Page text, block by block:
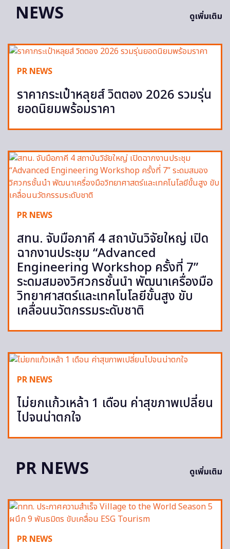
NEWS
ดูเพิ่มเติม
PR NEWS
ราคากระเป๋าหลุยส์ วิตตอง 2026 รวมรุ่น
ยอดนิยมพร้อมราคา
PR NEWS
สทน. จับมือภาคี 4 สถาบันวิจัยใหญ่ เปิด
ฉากงานประชุม “Advanced
Engineering Workshop ครั้งที่ 7”
ระดมสมองวิศวกรชั้นนำ พัฒนาเครื่องมือ
วิทยาศาสตร์และเทคโนโลยีขั้นสูง ขับ
เคลื่อนนวัตกรรมระดับชาติ
PR NEWS
ไม่ยกแก้วเหล้า 1 เดือน ค่าสุขภาพเปลี่ยน
ไปจนน่าตกใจ
PR NEWS ดูเพิ่มเติม
PR NEWS